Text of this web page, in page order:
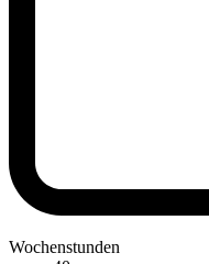
Wochenstunden